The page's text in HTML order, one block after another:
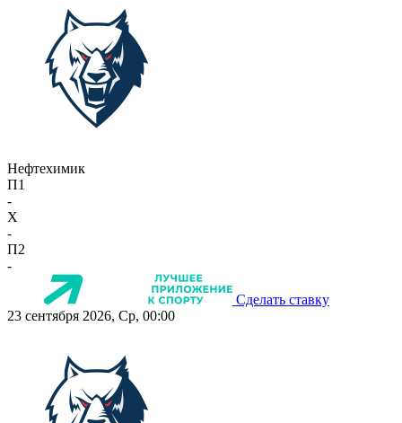
Нефтехимик
П1
-
X
-
П2
-
Сделать ставку
23 сентября 2026, Ср, 00:00